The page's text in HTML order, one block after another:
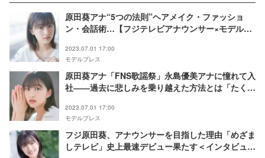
原田葵アナ“5つの法則”ヘアメイク・ファッショ
ン・会話術…【フジテレビアナウンサー×モデルプ
2023.07.01 17:00
モデルプレス
原田葵アナ「FNS歌謡祭」永島優美アナに憧れて入
社――過去に悲しみを乗り越えた方法とは「たくさ
デルプレス連載】
2023.07.01 17:00
モデルプレス
フジ原田葵、アナウンサーを目指した理由「めざま
しテレビ」史上最速デビュー果たす＜インタビュー